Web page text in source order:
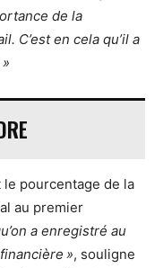
de la
C’est en cela qu’il a
le pourcentage de la
au premier
a enregistré au
», souligne